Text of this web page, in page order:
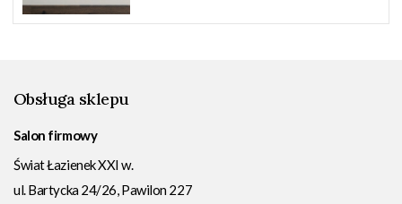
Obsługa sklepu
Salon firmowy
Świat Łazienek XXI w.
ul. Bartycka 24/26, Pawilon 227